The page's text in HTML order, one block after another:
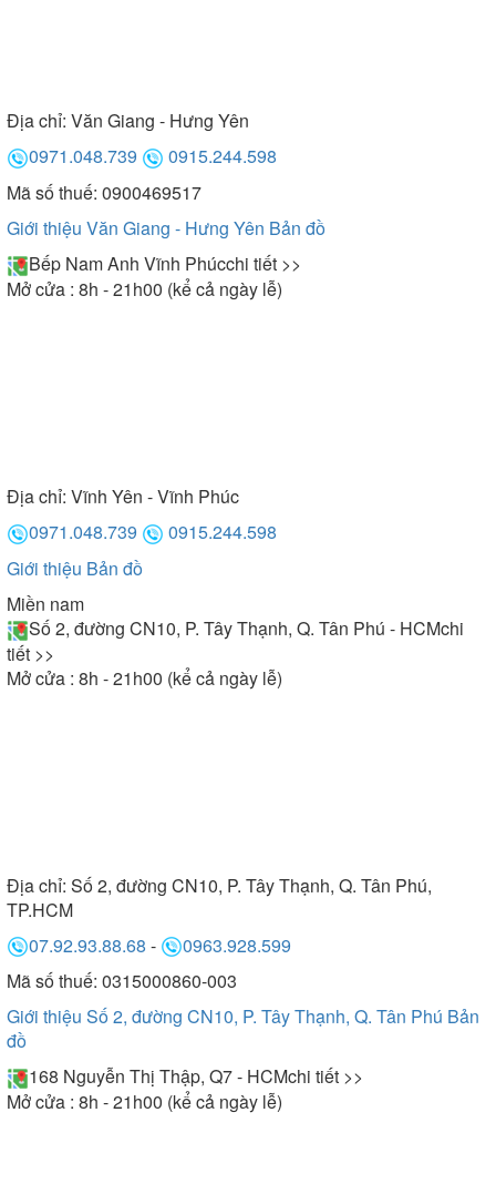
Địa chỉ: Văn Giang - Hưng Yên
0971.048.739
0915.244.598
Mã số thuế: 0900469517
Giới thiệu Văn Giang - Hưng Yên Bản đồ
Bếp Nam Anh Vĩnh Phúcchi tiết >>
Mở cửa : 8h - 21h00 (kể cả ngày lễ)
Địa chỉ: Vĩnh Yên - Vĩnh Phúc
0971.048.739
0915.244.598
Giới thiệu Bản đồ
Miền nam
Số 2, đường CN10, P. Tây Thạnh, Q. Tân Phú - HCMchi
tiết >>
Mở cửa : 8h - 21h00 (kể cả ngày lễ)
Địa chỉ: Số 2, đường CN10, P. Tây Thạnh, Q. Tân Phú,
TP.HCM
07.92.93.88.68 -
0963.928.599
Mã số thuế: 0315000860-003
Giới thiệu Số 2, đường CN10, P. Tây Thạnh, Q. Tân Phú Bản
đồ
168 Nguyễn Thị Thập, Q7 - HCMchi tiết >>
Mở cửa : 8h - 21h00 (kể cả ngày lễ)